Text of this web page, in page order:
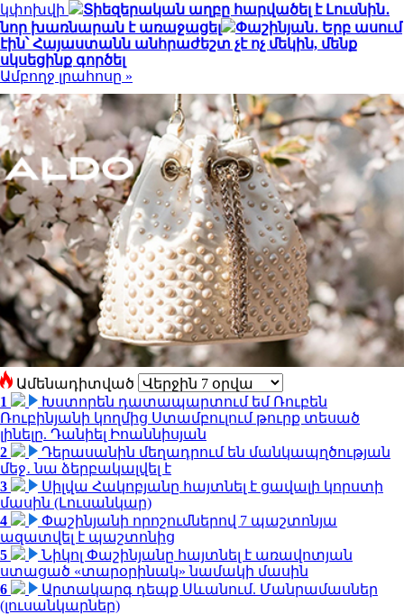
կփոխվի
Տիեզերական աղբը հարվածել է Լուսնին․
նոր խառնարան է առաջացել
Փաշինյան․ Երբ ասում
էին՝ Հայաստանն անհրաժեշտ չէ ոչ մեկին, մենք
սկսեցինք գործել
Ամբողջ լրահոսը »
Ամենադիտված
1
Խստորեն դատապարտում եմ Ռուբեն
Ռուբինյանի կողմից Ստամբուլում թուրք տեսած
լինելը. Դանիել Իոաննիսյան
2
Դերասանին մեղադրում են մանկապղծության
մեջ․ նա ձերբակալվել է
3
Սիլվա Հակոբյանը հայտնել է ցավալի կորստի
մասին (Լուսանկար)
4
Փաշինյանի որոշումներով 7 պաշտոնյա
ազատվել է պաշտոնից
5
Նիկոլ Փաշինյանը հայտնել է առավոտյան
ստացած «տարօրինակ» նամակի մասին
6
Արտակարգ դեպք Սևանում. Մանրամասներ
(լուսանկարներ)